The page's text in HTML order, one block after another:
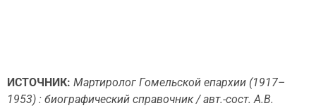
ИСТОЧНИК: Мартиролог Гомельской епархии (1917–
1953) : биографический справочник / авт.-сост. А.В.